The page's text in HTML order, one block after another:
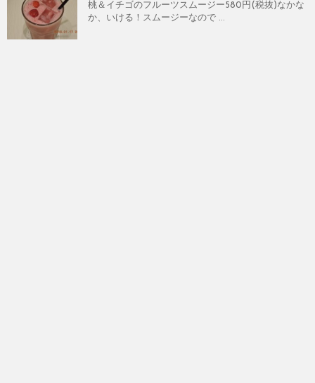
桃＆イチゴのフルーツスムージー580円(税抜)なかな
か、いける！スムージーなので ...